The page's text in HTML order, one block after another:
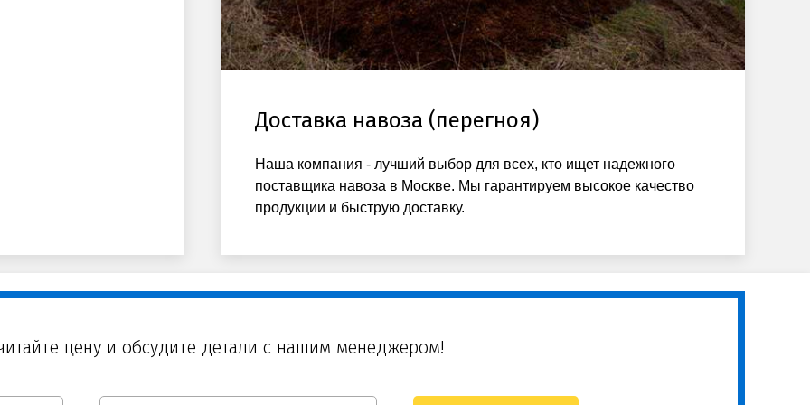
Доставка навоза (перегноя)
Наша компания - лучший выбор для всех, кто ищет надежного
поставщика навоза в Москве. Мы гарантируем высокое качество
продукции и быструю доставку.
цену и обсудите детали с нашим менеджером!